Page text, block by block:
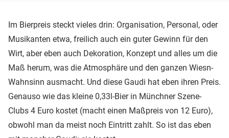
Im Bierpreis steckt vieles drin: Organisation, Personal, oder
Musikanten etwa, freilich auch ein guter Gewinn für den
Wirt, aber eben auch Dekoration, Konzept und alles um die
Maß herum, was die Atmosphäre und den ganzen Wiesn-
Wahnsinn ausmacht. Und diese Gaudi hat eben ihren Preis.
Genauso wie das kleine 0,33l-Bier in Münchner Szene-
Clubs 4 Euro kostet (macht einen Maßpreis von 12 Euro),
obwohl man da meist noch Eintritt zahlt. So ist das eben